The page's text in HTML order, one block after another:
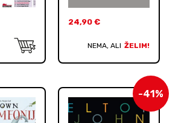
24,90 €
NEMA, ALI ŽELIM!
-41%